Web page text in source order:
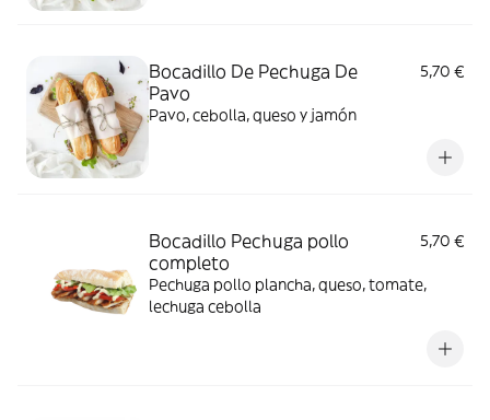
Bocadillo De Pechuga De
Pavo
5,70 €
Pavo, cebolla, queso y jamón
Bocadillo Pechuga pollo
completo
5,70 €
Pechuga pollo plancha, queso, tomate,
lechuga cebolla